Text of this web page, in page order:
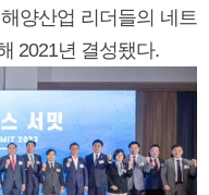
양산업 리더들의 네트
2021년 결성됐다.